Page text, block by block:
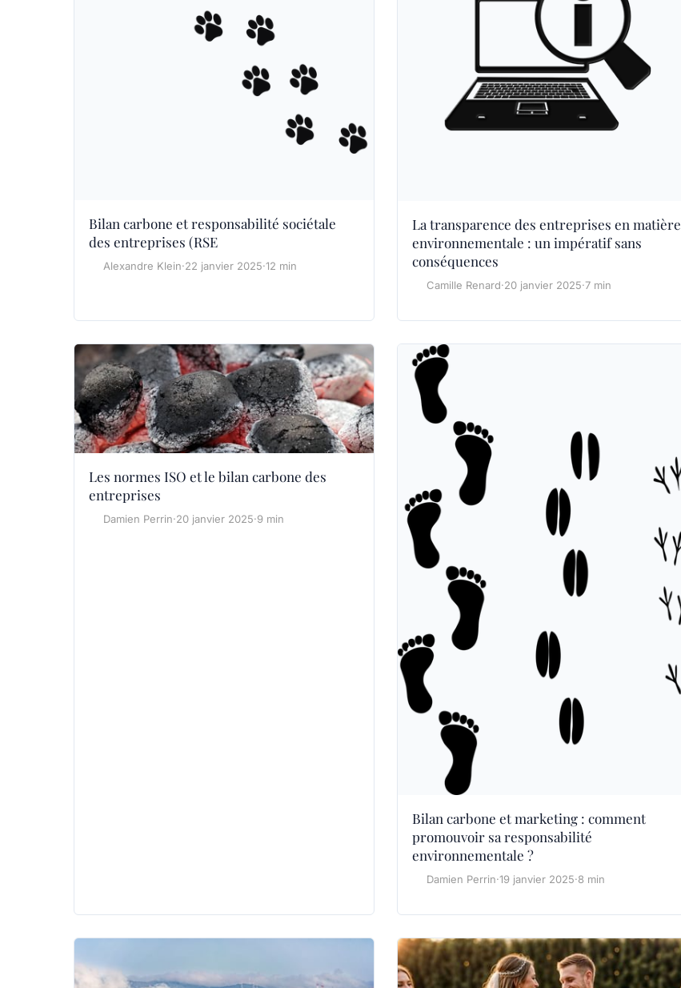
Bilan carbone et responsabilité sociétale
des entreprises (RSE
Alexandre Klein·22 janvier 2025·12 min
La transparence des entreprises en matière
environnementale : un impératif sans
conséquences
Camille Renard·20 janvier 2025·7 min
Les normes ISO et le bilan carbone des
entreprises
Damien Perrin·20 janvier 2025·9 min
Bilan carbone et marketing : comment
promouvoir sa responsabilité
environnementale ?
Damien Perrin·19 janvier 2025·8 min